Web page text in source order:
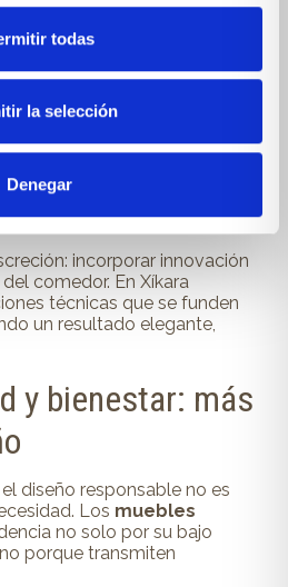
todas
la selección
Denegar
en el diseño de forma sutil.
”: sistemas que mejoran el
visual.
inalámbricos
electrodomésticos o
de
automáticamente
incorporar innovación
comedor. En Xíkara
técnicas que se funden
un resultado elegante,
y bienestar: más
diseño responsable no es
Los muebles
no solo por su bajo
porque transmiten